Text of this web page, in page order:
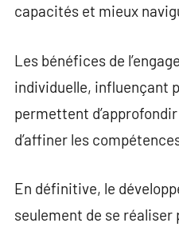
capacités et mieux
Les bénéfices de
individuelle, influençant
permettent
d’affiner les
En définitive, le
seulement de se